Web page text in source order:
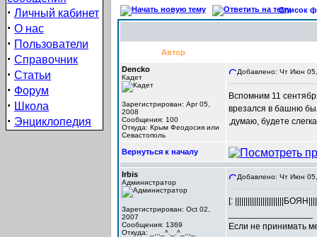
· Личный кабинет
· О нас
· Пользователи
· Справочник
· Статьи
· Форум
· Школа
· Энциклопедия
Список
Автор
Dencko
Кадет
Зарегистрирован: Apr 05,
2008
Сообщения: 100
Откуда: Крым Феодосия или
Севастополь
Добавлено: Чт Июн
Вспомним 11
врезался в башню
,думаю, будете
Вернуться к началу
Irbis
Администратор
Зарегистрирован: Oct 02,
2007
Сообщения: 1369
Откуда: _,,,_^._.^_,,,_
Добавлено: Чт Июн
[:
Если не принимать